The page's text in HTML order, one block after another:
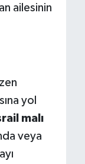
ailesinin
yol
malı
veya